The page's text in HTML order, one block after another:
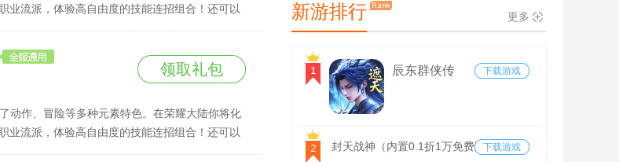
业流派，体验高自由度的技能连招组合！还可以
领取礼包
动作、冒险等多种元素特色。在荣耀大陆你将化
业流派，体验高自由度的技能连招组合！还可以
新游排行 更多
辰东群侠传
下载游戏
封天战神（内置0.1折1万免费版）下载游戏